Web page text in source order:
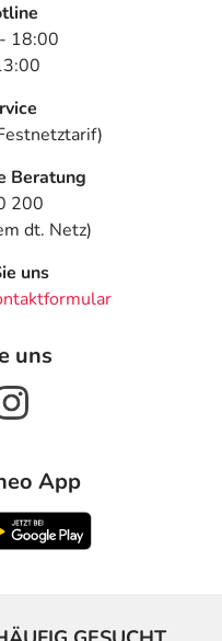
18:00
Beratung
200
dt. Netz)
uns
uns
App